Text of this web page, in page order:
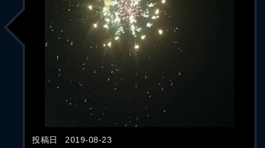
投稿日 2019-08-23